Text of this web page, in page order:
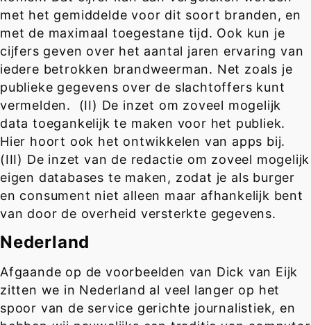
met het gemiddelde voor dit soort branden, en
met de maximaal toegestane tijd. Ook kun je
cijfers geven over het aantal jaren ervaring van
iedere betrokken brandweerman. Net zoals je
publieke gegevens over de slachtoffers kunt
vermelden. (II) De inzet om zoveel mogelijk
data toegankelijk te maken voor het publiek.
Hier hoort ook het ontwikkelen van apps bij.
(III) De inzet van de redactie om zoveel mogelijk
eigen databases te maken, zodat je als burger
en consument niet alleen maar afhankelijk bent
van door de overheid versterkte gegevens.
Nederland
Afgaande op de voorbeelden van Dick van Eijk
zitten we in Nederland al veel langer op het
spoor van de service gerichte journalistiek, en